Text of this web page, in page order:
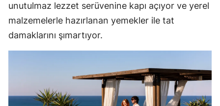
unutulmaz lezzet serüvenine kapı açıyor ve yerel
malzemelerle hazırlanan yemekler ile tat
damaklarını şımartıyor.